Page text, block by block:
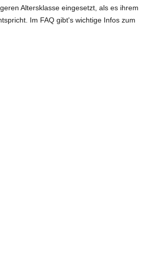
Altersklasse eingesetzt, als es ihrem
Im FAQ gibt's wichtige Infos zum